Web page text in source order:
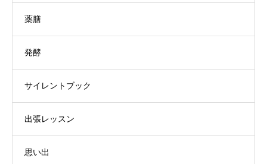
薬膳
発酵
サイレントブック
出張レッスン
思い出